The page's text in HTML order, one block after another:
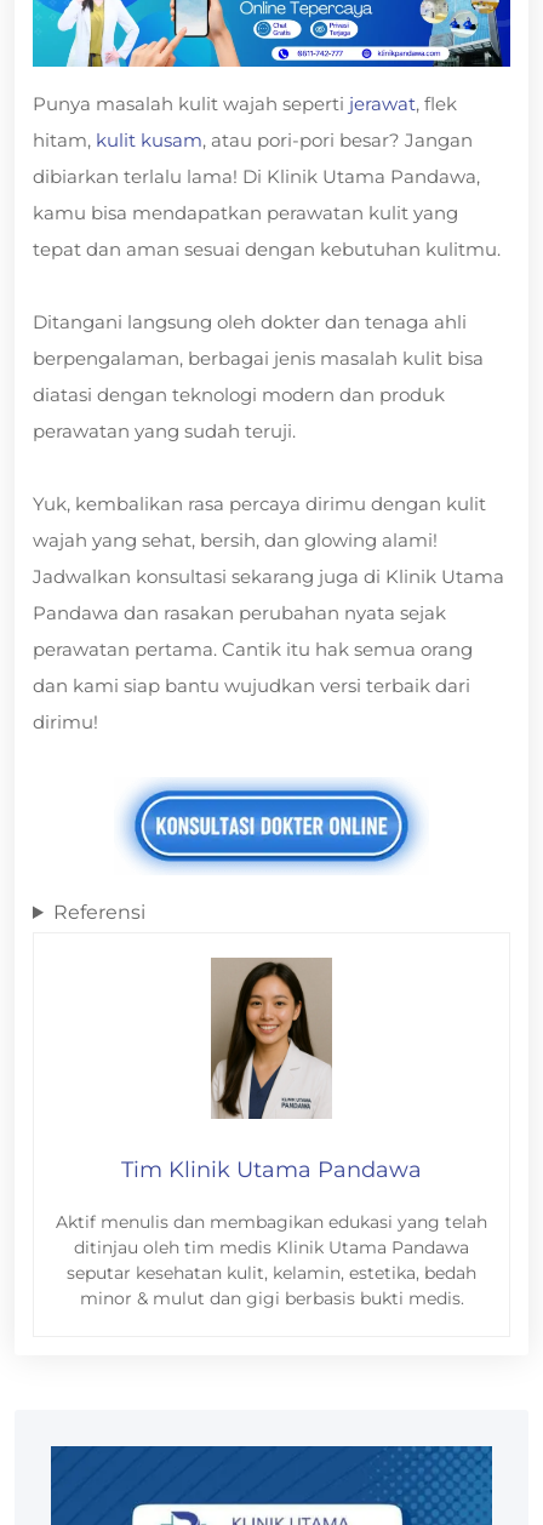
Punya masalah kulit wajah seperti jerawat, flek
hitam, kulit kusam, atau pori-pori besar? Jangan
dibiarkan terlalu lama! Di Klinik Utama Pandawa,
kamu bisa mendapatkan perawatan kulit yang
tepat dan aman sesuai dengan kebutuhan kulitmu.
Ditangani langsung oleh dokter dan tenaga ahli
berpengalaman, berbagai jenis masalah kulit bisa
diatasi dengan teknologi modern dan produk
perawatan yang sudah teruji.
Yuk, kembalikan rasa percaya dirimu dengan kulit
wajah yang sehat, bersih, dan glowing alami!
Jadwalkan konsultasi sekarang juga di Klinik Utama
Pandawa dan rasakan perubahan nyata sejak
perawatan pertama. Cantik itu hak semua orang
dan kami siap bantu wujudkan versi terbaik dari
dirimu!
Referensi
Tim Klinik Utama Pandawa
Aktif menulis dan membagikan edukasi yang telah
ditinjau oleh tim medis Klinik Utama Pandawa
seputar kesehatan kulit, kelamin, estetika, bedah
minor & mulut dan gigi berbasis bukti medis.